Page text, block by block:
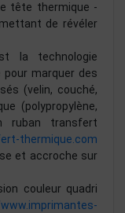
tête thermique -
de révéler
la technologie
pour marquer des
(velin, couché,
(polypropylène,
ruban transfert
thermique.com
et accroche sur
couleur quadri